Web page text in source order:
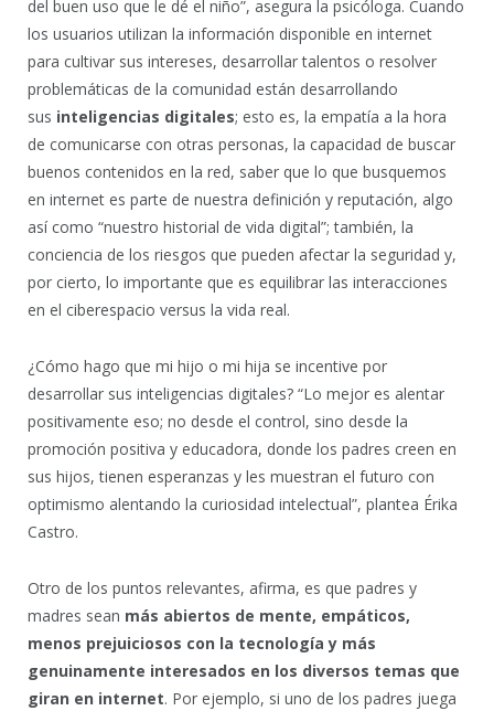
del buen uso que le dé el niño”, asegura la psicóloga. Cuando
los usuarios utilizan la información disponible en internet
para cultivar sus intereses, desarrollar talentos o resolver
problemáticas de la comunidad están desarrollando
sus inteligencias digitales; esto es, la empatía a la hora
de comunicarse con otras personas, la capacidad de buscar
buenos contenidos en la red, saber que lo que busquemos
en internet es parte de nuestra definición y reputación, algo
así como “nuestro historial de vida digital”; también, la
conciencia de los riesgos que pueden afectar la seguridad y,
por cierto, lo importante que es equilibrar las interacciones
en el ciberespacio versus la vida real.
¿Cómo hago que mi hijo o mi hija se incentive por
desarrollar sus inteligencias digitales? “Lo mejor es alentar
positivamente eso; no desde el control, sino desde la
promoción positiva y educadora, donde los padres creen en
sus hijos, tienen esperanzas y les muestran el futuro con
optimismo alentando la curiosidad intelectual”, plantea Érika
Castro.
Otro de los puntos relevantes, afirma, es que padres y
madres sean más abiertos de mente, empáticos,
menos prejuiciosos con la tecnología y más
genuinamente interesados en los diversos temas que
giran en internet. Por ejemplo, si uno de los padres juega